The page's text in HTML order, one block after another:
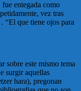
entegada como
vez tras
“El que tiene ojos para
sobre este mismo tema
surgir aquellas
hara), pregonan